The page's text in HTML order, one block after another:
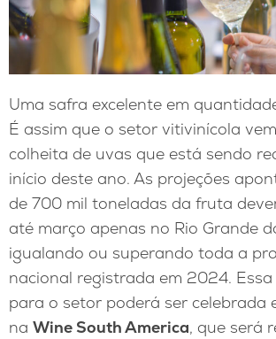
Uma safra excelente em
É assim que o setor vitivinícola
colheita de uvas que está sendo
início deste ano. As projeções
de 700 mil toneladas da fruta
até março apenas no Rio Grande
igualando ou superando toda a
nacional registrada em 2024.
para o setor poderá ser celebrada
na Wine South America, que será